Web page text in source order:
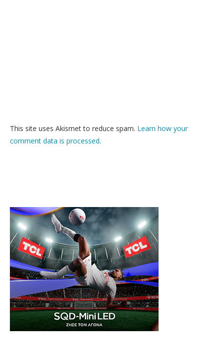
This site uses Akismet to reduce spam. Learn how your
comment data is processed.